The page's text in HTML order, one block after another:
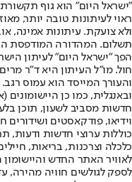
"ישראל היום" הוא גוף
ראוי לעיתונות טובה יותר,
ולא צועקת. עיתונות אמינה,
הפך "ישראל היום" לעיתון
חול. מו"ל העיתון היא ד"ר
והעורך המייסד הוא עמוס
חדשות מסביב לשעון, תוכן
וידיאו, פודקאסטים ושידורים
כוללות ערוצי חדשות ודעות,
לאוויר האתר החדש
לספק לגולשים חוויה מהירה,